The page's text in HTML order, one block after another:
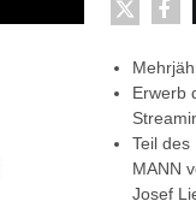
Erwerb
Teil des
MANN
Josef